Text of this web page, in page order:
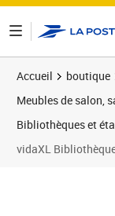
Accueil boutique
Meubles de salon,
Bibliothèques et
vidaXL